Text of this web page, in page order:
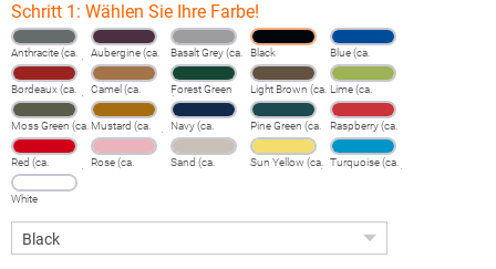
Schritt 1: Wählen Sie Ihre Farbe!
Anthracite (ca.
Pantone 432C)
Aubergine (ca.
Pantone
5185C)
Basalt Grey (ca.
Pantone
4276C)
Black
Blue (ca.
Pantone
7687C)
Bordeaux (ca.
Pantone 209C)
Camel (ca.
Pantone
2318C)
Forest Green
(ca. Pantone
3435C)
Light Brown (ca.
Pantone
2322C)
Lime (ca.
Pantone
2303C)
Moss Green (ca.
Pantone
4229C)
Mustard (ca.
Pantone 146C)
Navy (ca.
Pantone
2767C)
Pine Green (ca.
Pantone
4189C)
Raspberry (ca.
Pantone
1797C)
Red (ca.
Pantone 200C)
Rose (ca.
Sand (ca.
Sun Yellow (ca.
Pantone 127C)
Turquoise (ca.
Pantone 639C)
White